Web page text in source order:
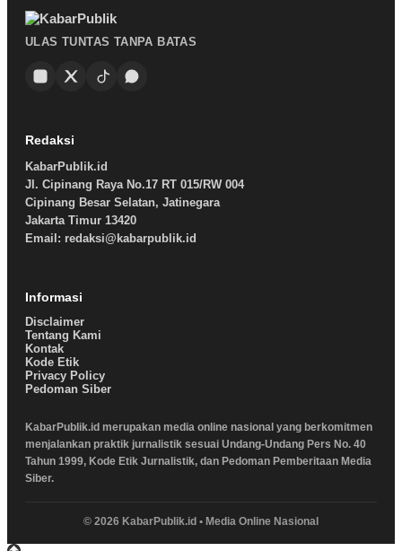
ULAS TUNTAS TANPA BATAS
Redaksi
KabarPublik.id
Jl. Cipinang Raya No.17 RT 015/RW 004
Cipinang Besar Selatan, Jatinegara
Jakarta Timur 13420
Email: redaksi@kabarpublik.id
Informasi
Disclaimer
Tentang Kami
Kontak
Kode Etik
Privacy Policy
Pedoman Siber
KabarPublik.id merupakan media online nasional yang berkomitmen
menjalankan praktik jurnalistik sesuai Undang-Undang Pers No. 40
Tahun 1999, Kode Etik Jurnalistik, dan Pedoman Pemberitaan Media
Siber.
© 2026 KabarPublik.id • Media Online Nasional